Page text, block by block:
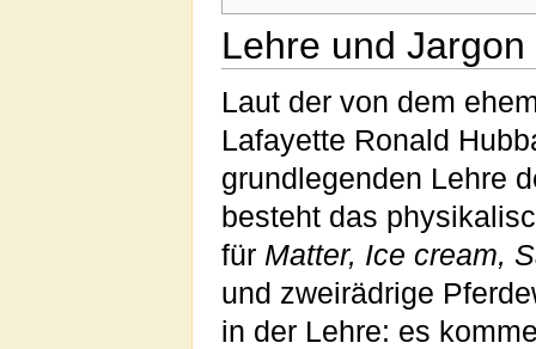
Lehre und Jargon
Laut der von dem
Lafayette Ronald
grundlegenden Lehre
besteht das
für Matter, Ice cream,
und zweirädrige
in der Lehre: es